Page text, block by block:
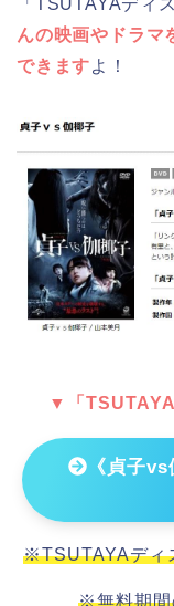
んの映画やドラマ
できますよ！
▼「
《貞子vs
※TSUTAYAディ
※無料期間